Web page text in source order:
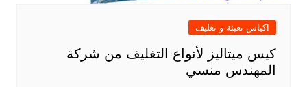
اكياس تعبئة و تغليف
كيس ميتاليز لأنواع التغليف من شركة
المهندس منسي